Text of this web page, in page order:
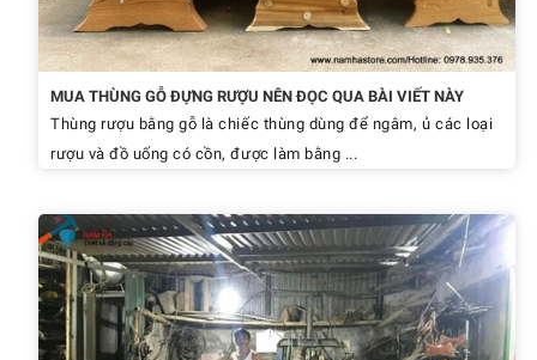
MUA THÙNG GỖ ĐỰNG RƯỢU NÊN ĐỌC QUA BÀI VIẾT NÀY
Thùng rượu bằng gỗ là chiếc thùng dùng để ngâm, ủ các loại
rượu và đồ uống có cồn, được làm bằng ...